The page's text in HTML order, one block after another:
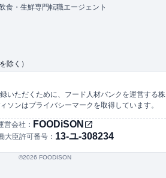
食・生鮮専門転職エージェント
除く）
いただくために、フード人材バンクを運営する株
ソンはプライバシーマークを取得しています。
営会社： FOODiSON
大臣許可番号： 13-ユ-308234
©︎2026 FOODISON